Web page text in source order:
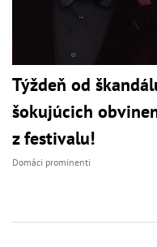
Týždeň od
šokujúcich
z festivalu!
Domáci prominenti